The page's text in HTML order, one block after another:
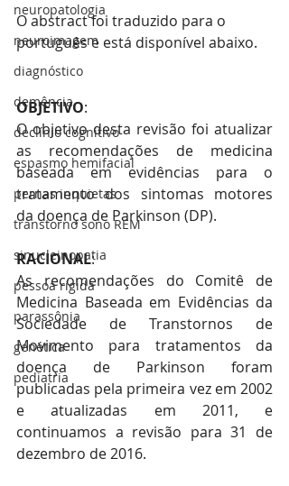
neuropatologia
neuroimagem
diagnóstico
demência
declínio cognitivo
espasmo hemifacial
pernas inquietas
transtorno sono REM
sinucleinopatia
pessoa rígida
parassônia
genética
pediatria
O abstract foi traduzido para o
português e está disponível abaixo.
OBJETIVO:
O objetivo desta revisão foi atualizar
as recomendações de medicina
baseada em evidências para o
tratamento dos sintomas motores
da doença de Parkinson (DP).
RACIONAL:
As recomendações do Comitê de
Medicina Baseada em Evidências da
Sociedade de Transtornos de
Movimento para tratamentos da
doença de Parkinson foram
publicadas pela primeira vez em 2002
e atualizadas em 2011, e
continuamos a revisão para 31 de
dezembro de 2016.